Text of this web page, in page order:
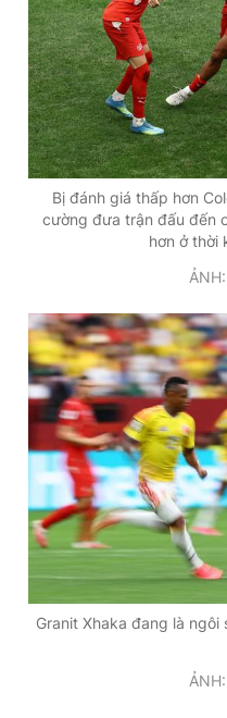
Bị đánh giá thấp hơn
cường đưa trận đấu đến
hơn ở thời
Granit Xhaka đang là